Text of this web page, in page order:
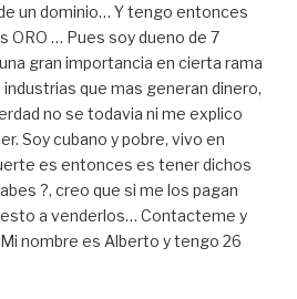
un dominio… Y tengo entonces
ORO … Pues soy dueno de 7
gran importancia en cierta rama
industrias que mas generan dinero,
no se todavia ni me explico
Soy cubano y pobre, vivo en
es entonces es tener dichos
?, creo que si me los pagan
a venderlos… Contacteme y
nombre es Alberto y tengo 26